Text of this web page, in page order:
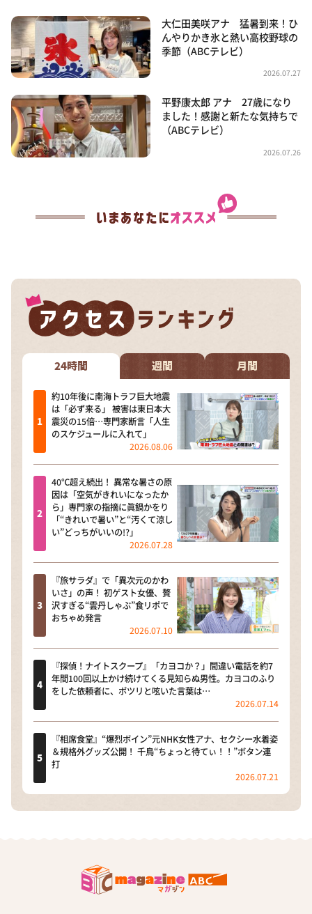
大仁田美咲アナ 猛暑到来！ひ
んやりかき氷と熱い高校野球の
季節（ABCテレビ）
2026.07.27
平野康太郎 アナ 27歳になり
ました！感謝と新たな気持ちで
（ABCテレビ）
2026.07.26
24時間 週間 月間
約10年後に南海トラフ巨大地震
は「必ず来る」 被害は東日本大
震災の15倍…専門家断言「人生
のスケジュールに入れて」
2026.08.06
40℃超え続出！ 異常な暑さの原
因は「空気がきれいになったか
ら」専門家の指摘に眞鍋かをり
「“きれいで暑い”と“汚くて涼し
い”どっちがいいの!?」
2026.07.28
『旅サラダ』で「異次元のかわ
いさ」の声！ 初ゲスト女優、贅
沢すぎる“雲丹しゃぶ”食リポで
おちゃめ発言
2026.07.10
『探偵！ナイトスクープ』「カヨコか？」間違い電話を約7
年間100回以上かけ続けてくる見知らぬ男性。カヨコのふり
をした依頼者に、ポツリと呟いた言葉は…
2026.07.14
『相席食堂』“爆烈ボイン”元NHK女性アナ、セクシー水着姿
＆規格外グッズ公開！ 千鳥“ちょっと待てぃ！！”ボタン連
打
2026.07.21